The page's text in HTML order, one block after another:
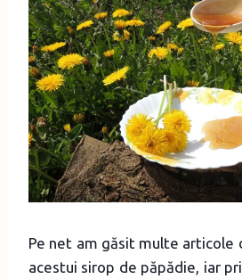
Pe net am găsit multe articole
acestui sirop de păpădie, iar